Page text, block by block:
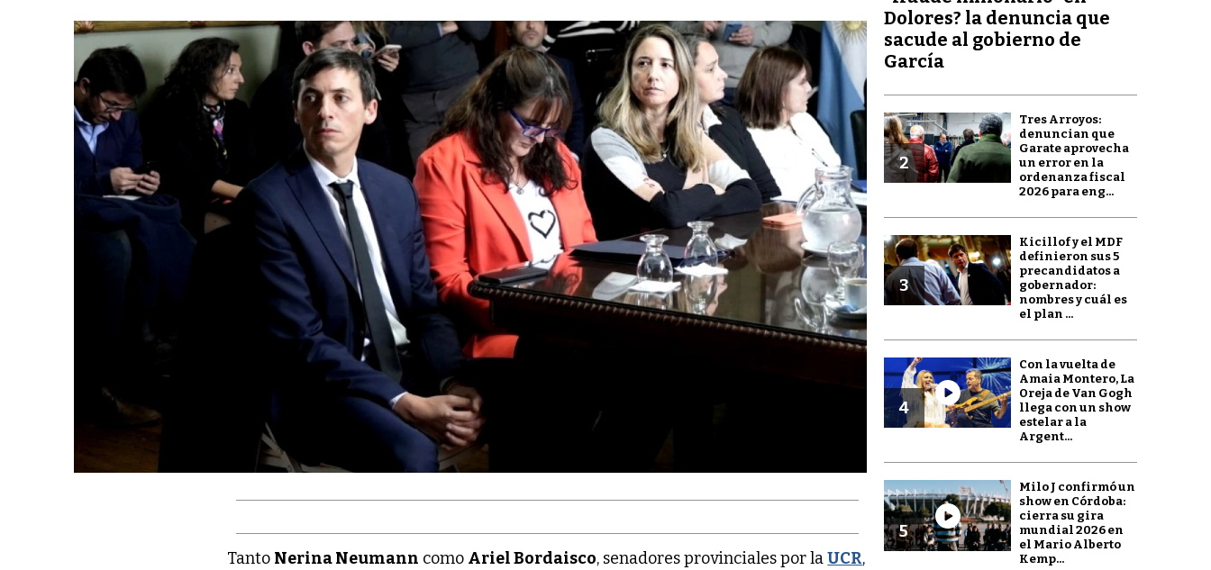
Tanto Nerina Neumann como Ariel Bordaisco, senadores provinciales por laUCR,
Dolores? la denuncia que
sacude al gobierno de
García
2
Tres Arroyos:
denuncian que
Garate aprovecha
un error en la
ordenanza fiscal
2026 para eng...
3
Kicillof y el MDF
definieron sus 5
precandidatos a
gobernador:
nombres y cuál es
el plan ...
4
Con la vuelta de
Amaia Montero, La
Oreja de Van Gogh
llega con un show
estelar a la
Argent...
5
Milo J confirmó un
show en Córdoba:
cierra su gira
mundial 2026 en
el Mario Alberto
Kemp...